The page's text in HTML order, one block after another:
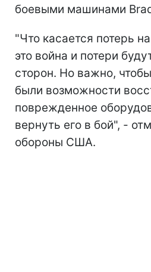
боевыми машинами
"Что касается потерь
это война и потери
сторон. Но важно,
были возможности
поврежденное
вернуть его в бой", -
обороны США.